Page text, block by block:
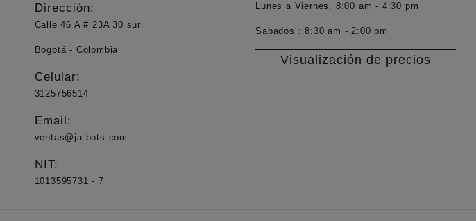
Dirección:
Calle 46 A # 23A 30 sur
Bogotá - Colombia
Celular:
3125756514
Email:
ventas@ja-bots.com
NIT:
1013595731 - 7
Lunes a Viernes: 8:00 am - 4:30 pm
Sabados :8:30 am - 2:00 pm
Visualización de precios